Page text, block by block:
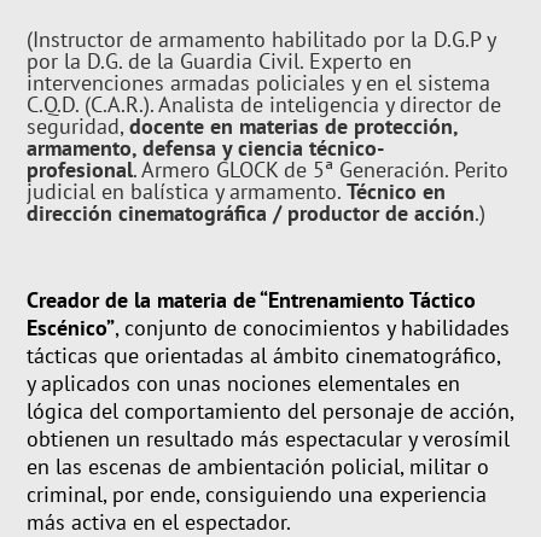
(Instructor de armamento habilitado por la D.G.P y
por la D.G. de la Guardia Civil. Experto en
intervenciones armadas policiales y en el sistema
C.Q.D. (C.A.R.). Analista de inteligencia y director de
seguridad,docente en materias de protección,
armamento, defensa y ciencia técnico-
profesional. Armero GLOCK de 5ª Generación. Perito
judicial en balística y armamento.Técnico en
dirección cinematográfica / productor de acción.)
Creador de la materia de “Entrenamiento Táctico
Escénico”, conjunto de conocimientos y habilidades
tácticas que orientadas al ámbito cinematográfico,
y aplicados con unas nociones elementales en
lógica del comportamiento del personaje de acción,
obtienen un resultado más espectacular y verosímil
en las escenas de ambientación policial, militar o
criminal, por ende, consiguiendo una experiencia
más activa en el espectador.